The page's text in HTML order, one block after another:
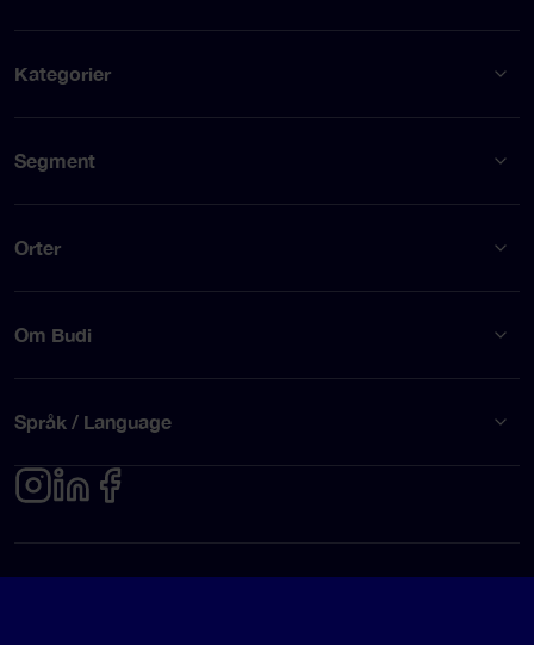
Kategorier
Segment
Orter
Om Budi
Språk / Language